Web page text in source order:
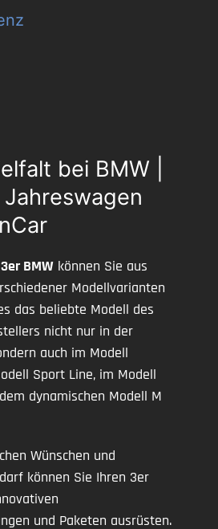
bei BMW |
3er BMW können Sie aus
Modellvarianten
das beliebte Modell des
nicht nur in der
auch im Modell
Sport Line, im Modell
dynamischen Modell M
Wünschen und
können Sie Ihren 3er
und Paketen ausrüsten.